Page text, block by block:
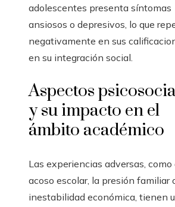
adolescentes presenta síntomas
ansiosos o depresivos, lo que
negativamente en sus
en su integración social.
Aspectos
y su impacto en el
ámbito académico
Las experiencias adversas, como
acoso escolar, la presión familiar
inestabilidad económica, tienen